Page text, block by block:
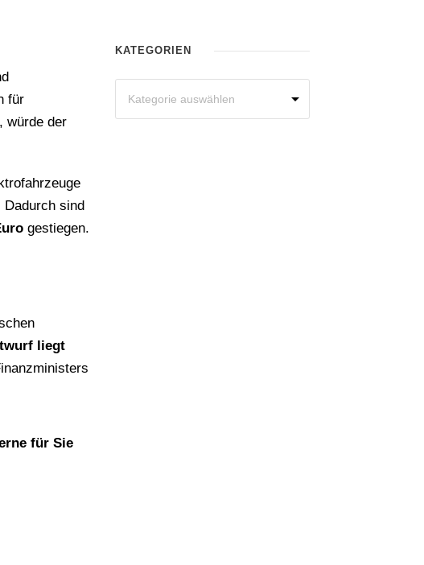
für
würde der
Dadurch sind
gestiegen.
liegt
für Sie
KATEGORIEN